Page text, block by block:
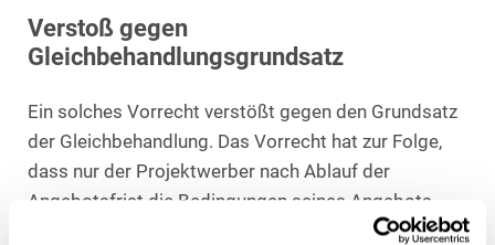
Verstoß gegen
Gleichbehandlungsgrundsatz
Ein solches Vorrecht verstößt gegen den Grundsatz
der Gleichbehandlung. Das Vorrecht hat zur Folge,
dass nur der Projektwerber nach Ablauf der
Angebotsfrist die Bedingungen seines Angebots